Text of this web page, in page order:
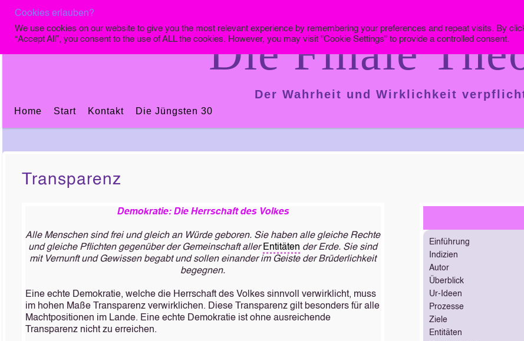
Die Finale
Der Wahrheit und Wirklichkeit
Home Start Kontakt Die Jüngsten 30
Transparenz
Demokratie: Die Herrschaft des Volkes
Alle Menschen sind frei und gleich an Würde geboren. Sie haben alle gleiche Rechte
und gleiche Pflichten gegenüber der Gemeinschaft allerEntitäten der Erde. Sie sind
mit Vernunft und Gewissen begabt und sollen einander im Geiste der Brüderlichkeit
begegnen.
Eine echte Demokratie, welche die Herrschaft des Volkes sinnvoll verwirklicht, muss
im hohen Maße Transparenz verwirklichen. Diese Transparenz gilt besonders für alle
Machtpositionen im Lande. Eine echte Demokratie ist ohne ausreichende
Transparenz nicht zu erreichen.
Einführung
Indizien
Autor
Überblick
Ur-Ideen
Prozesse
Ziele
Entitäten
Cookies erlauben?
We use cookies on our website to give you the most relevant experience by remembering your preferences and repeat visits. By
“Accept All”, you consent to the use of ALL the cookies. However, you may visit "Cookie Settings" to provide a controlled consent.